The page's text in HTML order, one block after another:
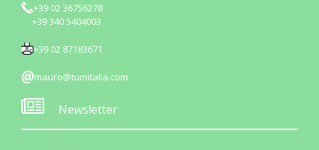
+39 02 36756278
+39 340 5404003
+39 02 87183671
mauro@tumitalia.com
Newsletter